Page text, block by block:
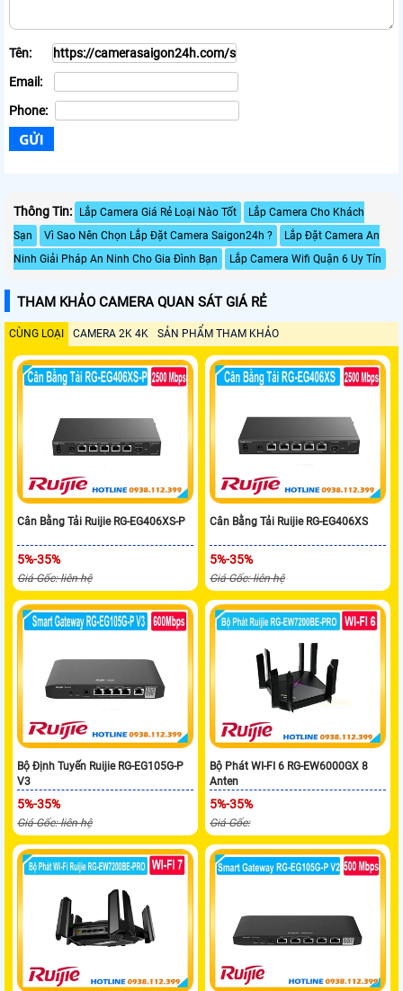
Tên:
Email:
Phone:
Thông Tin: Lắp Camera Giá Rẻ Loại Nào Tốt
Lắp Camera Cho Khách
Sạn
Vì Sao Nên Chọn Lắp Đặt Camera Saigon24h ?
Lắp Đặt Camera An
Ninh Giải Pháp An Ninh Cho Gia Đình Bạn
Lắp Camera Wifi Quận 6 Uy Tín
THAM KHẢO CAMERA QUAN SÁT GIÁ RẺ
CÙNG LOẠI CAMERA 2K 4K SẢN PHẨM THAM KHẢO
Cân Bằng Tải Ruijie RG-EG406XS-P
5%-35%
Giá Gốc: liên hệ
Cân Bằng Tải Ruijie RG-EG406XS
5%-35%
Giá Gốc: liên hệ
Bộ Định Tuyến Ruijie RG-EG105G-P
V3
5%-35%
Giá Gốc: liên hệ
Bộ Phát WI-FI 6 RG-EW6000GX 8
Anten
5%-35%
Giá Gốc: